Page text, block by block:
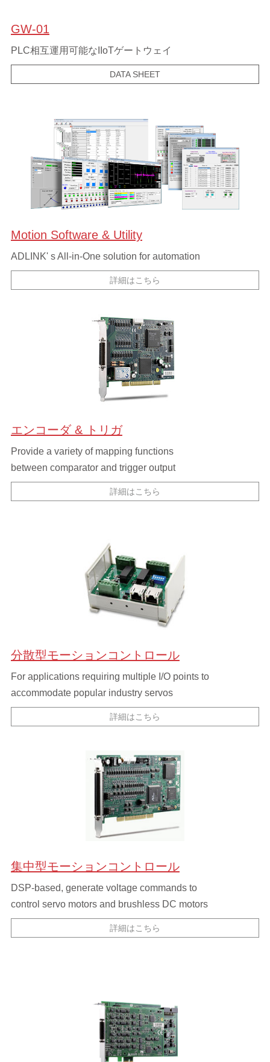
GW-01
PLC相互運用可能なIIoTゲートウェイ
DATA SHEET
Motion Software & Utility
ADLINK' s All-in-One solution for automation
詳細はこちら
エンコーダ & トリガ
Provide a variety of mapping functions
between comparator and trigger output
詳細はこちら
分散型モーションコントロール
For applications requiring multiple I/O points to
accommodate popular industry servos
詳細はこちら
集中型モーションコントロール
DSP-based, generate voltage commands to
control servo motors and brushless DC motors
詳細はこちら